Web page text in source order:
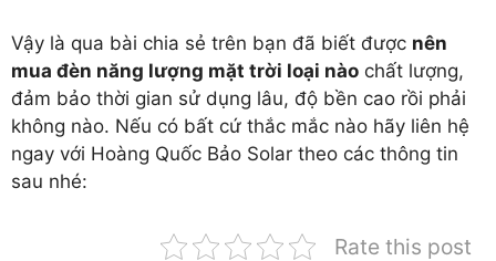
Vậy là qua bài chia sẻ trên bạn đã biết được nên
mua đèn năng lượng mặt trời loại nào chất lượng,
đảm bảo thời gian sử dụng lâu, độ bền cao rồi phải
không nào. Nếu có bất cứ thắc mắc nào hãy liên hệ
ngay với Hoàng Quốc Bảo Solar theo các thông tin
sau nhé:
Rate this post